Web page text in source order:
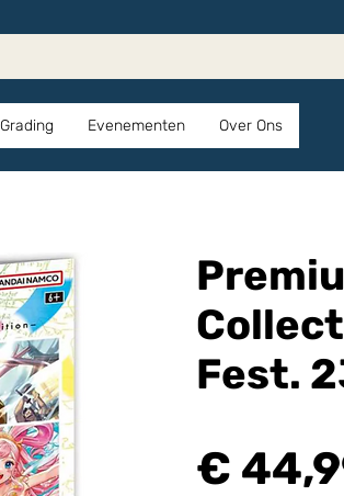
Grading Evenementen Over Ons
Fest.
€